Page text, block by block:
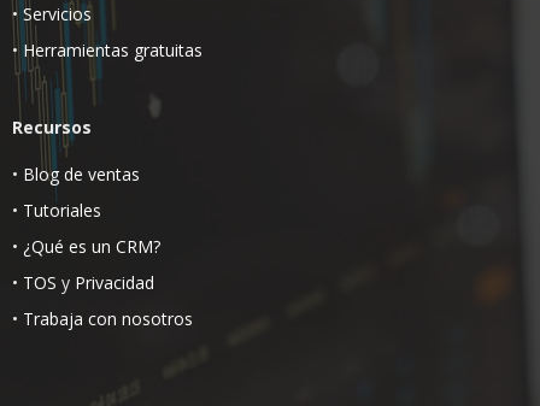
• Servicios
• Herramientas gratuitas
Recursos
• Blog de ventas
• Tutoriales
• ¿Qué es un CRM?
• TOS y Privacidad
• Trabaja con nosotros